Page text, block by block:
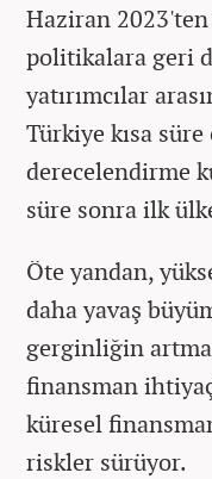
Haziran
politikalara geri
yatırımcılar
Türkiye kısa
derecelendirme
süre sonra ilk
Öte yandan,
daha yavaş
gerginliğin
finansman
küresel
riskler sürüyor.